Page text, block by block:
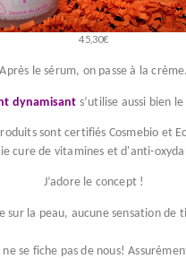
45,30€
Après le sérum, on passe à la crème.
dynamisant s’utilise aussi bien
sont certifiés Cosmebio et
cure de vitamines et d'anti-
J’adore le concept !
la peau, aucune sensation de
ne se fiche pas de nous!